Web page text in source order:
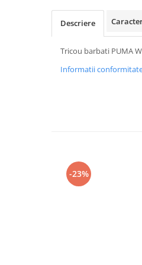
Descriere
Tricou barbati PUMA
Informatii
-23%